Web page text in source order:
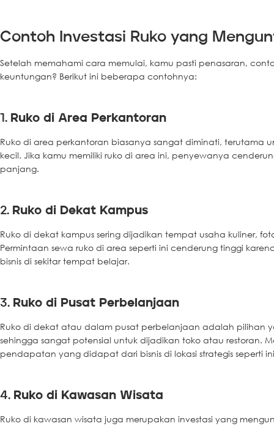
Contoh Investasi Ruko yang
Setelah memahami cara memulai, kamu pasti penasaran,
keuntungan? Berikut ini beberapa contohnya:
1. Ruko di Area Perkantoran
Ruko di area perkantoran biasanya sangat diminati, terutama
kecil. Jika kamu memiliki ruko di area ini, penyewanya
panjang.
2. Ruko di Dekat Kampus
Ruko di dekat kampus sering dijadikan tempat usaha kuliner,
Permintaan sewa ruko di area seperti ini cenderung tinggi
bisnis di sekitar tempat belajar.
3. Ruko di Pusat Perbelanjaan
Ruko di dekat atau dalam pusat perbelanjaan adalah pilihan
sehingga sangat potensial untuk dijadikan toko atau restoran.
pendapatan yang didapat dari bisnis di lokasi strategis seperti
4. Ruko di Kawasan Wisata
Ruko di kawasan wisata juga merupakan investasi yang